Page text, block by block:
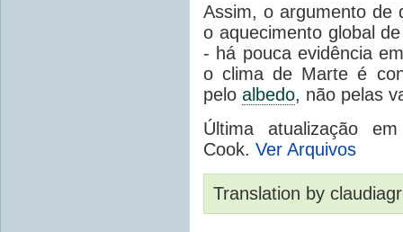
Assim, o argumento de
o aquecimento global
- há pouca evidência
oclima de Marte é
pelo albedo, não pelas
Última atualização
Cook. Ver Arquivos
Translation by